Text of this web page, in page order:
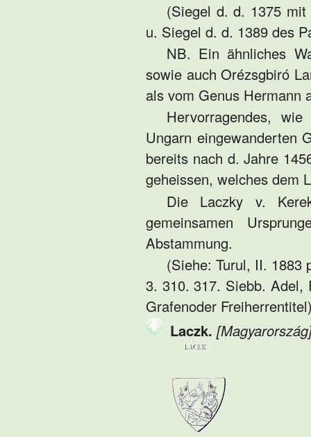
(Siegel d. d. 1375
u. Siegel d. d. 1389 des
NB. Ein ähnliches
sowie auch Orézsgbiró
als vom Genus Hermann
Hervorragendes,
Ungarn eingewanderten
bereits nach d. Jahre
geheissen, welches dem
Die Laczky v.
gemeinsamen
Abstammung.
(Siehe: Turul, II. 1883
3. 310. 317. Siebb. Adel,
Grafenoder
Laczk.